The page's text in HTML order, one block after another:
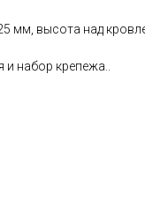
мм, высота над
набор крепежа..